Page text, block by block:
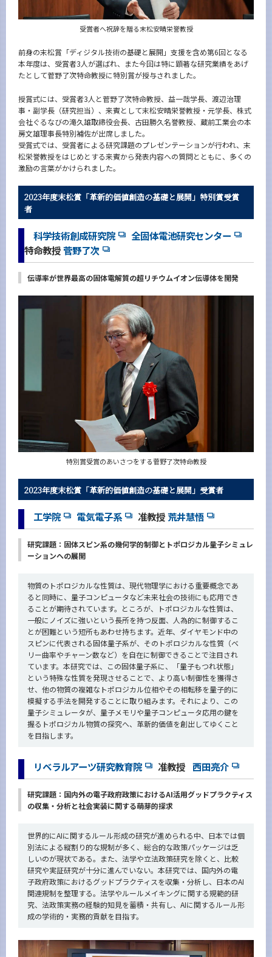
受賞者へ祝辞を贈る末松安晴栄誉教授
前身の末松賞「ディジタル技術の基礎と展開」支援を含め第6回となる
本年度は、受賞者3人が選ばれ、また今回は特に顕著な研究業績をあげ
たとして菅野了次特命教授に特別賞が授与されました。
授賞式には、受賞者3人と菅野了次特命教授、益一哉学長、渡辺治理
事・副学長（研究担当）、来賓として末松安晴栄誉教授・元学長、株式
会社ぐるなびの滝久雄取締役会長、古田勝久名誉教授、蔵前工業会の本
房文雄理事長特別補佐が出席しました。
受賞式では、受賞者による研究課題のプレゼンテーションが行われ、末
松栄誉教授をはじめとする来賓から発表内容への質問とともに、多くの
激励の言葉がかけられました。
2023年度末松賞「革新的価値創造の基礎と展開」特別賞受賞
者
科学技術創成研究院
全固体電池研究センター
特命教授菅野了次
伝導率が世界最高の固体電解質の超リチウムイオン伝導体を開発
特別賞受賞のあいさつをする菅野了次特命教授
2023年度末松賞「革新的価値創造の基礎と展開」受賞者
工学院 電気電子系 准教授荒井慧悟
研究課題：固体スピン系の幾何学的制御とトポロジカル量子シミュレ
ーションへの展開
物質のトポロジカルな性質は、現代物理学における重要概念であ
ると同時に、量子コンピュータなど未来社会の技術にも応用でき
ることが期待されています。ところが、トポロジカルな性質は、
一般にノイズに強いという長所を持つ反面、人為的に制御するこ
とが困難という短所もあわせ持ちます。近年、ダイヤモンド中の
スピンに代表される固体量子系が、そのトポロジカルな性質（ベ
リー曲率やチャーン数など）を自在に制御できることで注目され
ています。本研究では、この固体量子系に、「量子もつれ状態」
という特殊な性質を発現させることで、より高い制御性を獲得さ
せ、他の物質の複雑なトポロジカル位相やその相転移を量子的に
模擬する手法を開発することに取り組みます。それにより、この
量子シミュレータが、量子メモリや量子コンピュータ応用の鍵を
握るトポロジカル物質の探究へ、革新的価値を創出してゆくこと
を目指します。
リベラルアーツ研究教育院 准教授 西田亮介
研究課題：国内外の電子政府政策におけるAI活用グッドプラクティス
の収集・分析と社会実装に関する萌芽的探求
世界的にAIに関するルール形成の研究が進められる中、日本では個
別法による縦割り的な規制が多く、総合的な政策パッケージは乏
しいのが現状である。また、法学や立法政策研究を除くと、比較
研究や実証研究が十分に進んでいない。本研究では、国内外の電
子政府政策におけるグッドプラクティスを収集・分析し、日本のAI
関連規制を整理する。法学やルールメイキングに関する規範的研
究、法政策実務の経験的知見を蓄積・共有し、AIに関するルール形
成の学術的・実務的貢献を目指す。